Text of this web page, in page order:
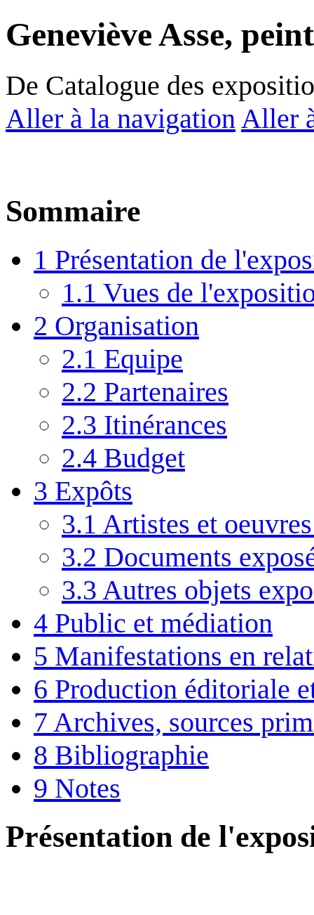
Geneviève Asse,
De Catalogue des
Aller à la navigation Aller
Sommaire
1 Présentation de
1.1 Vues de
2 Organisation
2.1 Equipe
2.2 Partenaires
2.3 Itinérances
2.4 Budget
3 Expôts
3.1 Artistes et
3.2 Documents
3.3 Autres objets
4 Public et médiation
5 Manifestations en
6 Production éditoriale
7 Archives, sources
8 Bibliographie
9 Notes
Présentation de